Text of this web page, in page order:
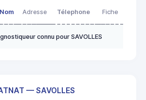
Nom Adresse Télephone Fiche
connu pour SAVOLLES
— SAVOLLES